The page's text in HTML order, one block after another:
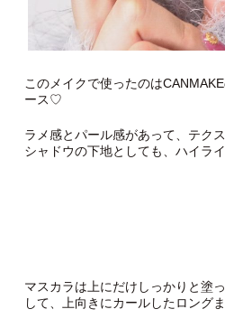
このメイクで使ったのは
ース♡
ラメ感とパール感があって、テク
シャドウの下地としても、ハイラ
マスカラは上にだけしっかりと塗
して、上向きにカールしたロング